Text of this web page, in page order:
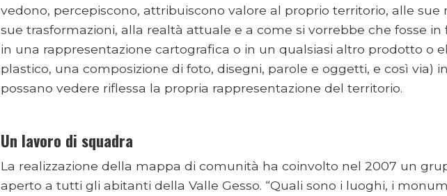
vedono, percepiscono, attribuiscono valore al proprio territorio, alle sue
sue trasformazioni, alla realtà attuale e a come si vorrebbe che fosse in
in una rappresentazione cartografica o in un qualsiasi altro prodotto o
plastico, una composizione di foto, disegni, parole e oggetti, e così via)
possano vedere riflessa la propria rappresentazione del territorio.
Un lavoro di squadra
La realizzazione della mappa di comunità ha coinvolto nel 2007 un
aperto a tutti gli abitanti della Valle Gesso. “Quali sono i luoghi, i